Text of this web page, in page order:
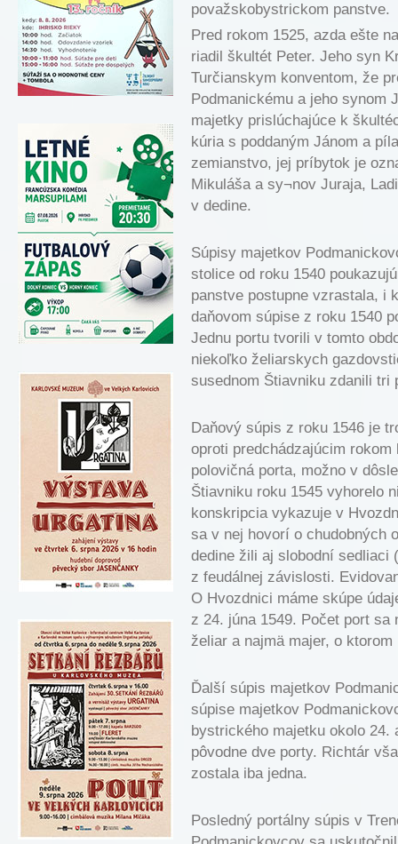
považskobystrickom panstve.
Pred rokom 1525, azda ešte
riadil škultét Peter. Jeho syn
Turčianskym konventom, že
Podmanickému a jeho synom
majetky prislúchajúce k
kúria s poddaným Jánom a
zemianstvo, jej príbytok je
Mikuláša a sy¬nov Juraja,
v dedine.
Súpisy majetkov
stolice od roku 1540
panstve postupne vzrastala, i
daňovom súpise z roku 1540
Jednu portu tvorili v tomto
niekoľko želiarskych
susednom Štiavniku zdanili tri
Daňový súpis z roku 1546 je
oproti predchádzajúcim
polovičná porta, možno v
Štiavniku roku 1545 vyhorelo
konskripcia vykazuje v
sa v nej hovorí o chudobných
dedine žili aj slobodní
z feudálnej závislosti.
O Hvozdnici máme skúpe
z 24. júna 1549. Počet port
želiar a najmä majer, o
Ďalší súpis majetkov
súpise majetkov
bystrického majetku okolo
pôvodne dve porty. Richtár
zostala iba jedna.
Posledný portálny súpis v